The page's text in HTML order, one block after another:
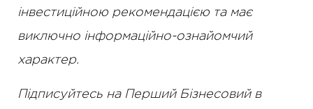
інвестиційною рекомендацією та має
виключно інформаційно-ознайомчий
характер.
Підписуйтесь на Перший Бізнесовий в